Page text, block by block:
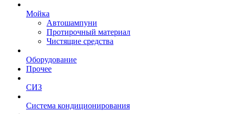
Мойка
Автошампуни
Протирочный материал
Чистящие средства
Оборудование
Прочее
СИЗ
Система кондиционирования